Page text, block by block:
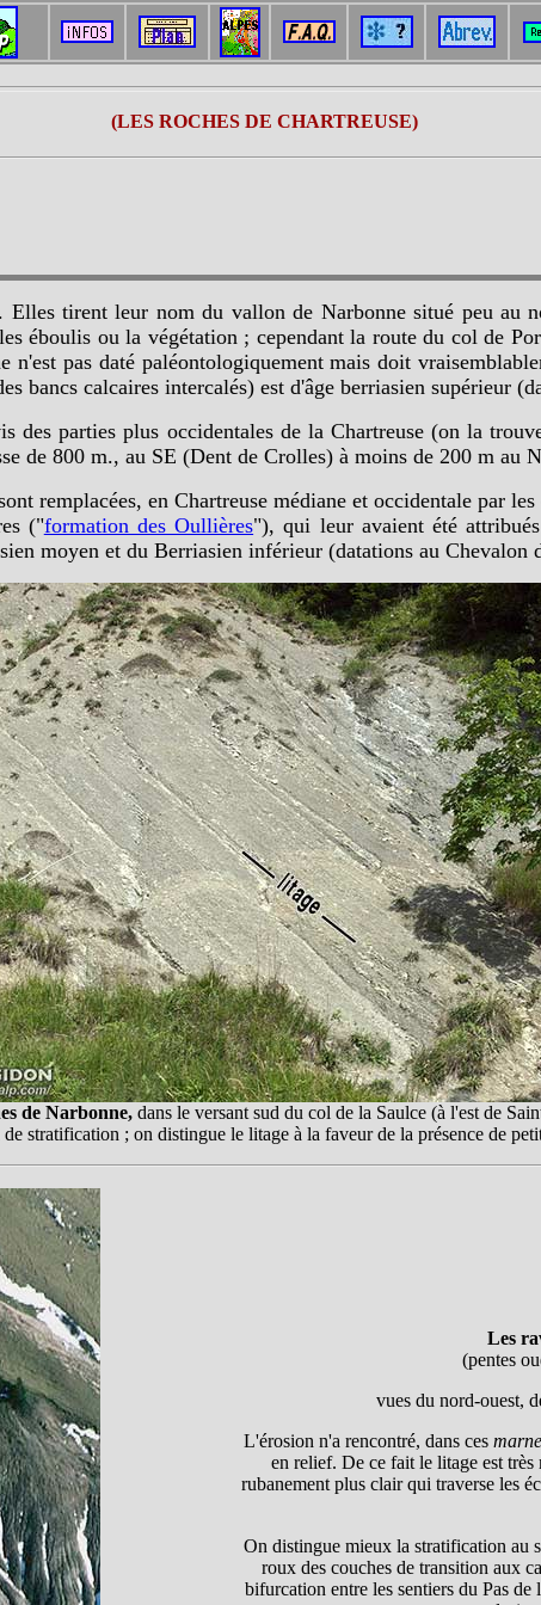
(LES ROCHES DE CHARTREUSE)
Elles tirent leur nom du vallon de Narbonne situé peu au
éboulis ou la végétation ; cependant la route du col de
n'est pas daté paléontologiquement mais doit
bancs calcaires intercalés) est d'âge berriasien supérieur
des parties plus occidentales de la Chartreuse (on la
de 800 m., au SE (Dent de Crolles) à moins de 200 m au
remplacées, en Chartreuse médiane et occidentale par
("formation des Oullières"), qui leur avaient été
moyen et du Berriasien inférieur (datations au Chevalon
de Narbonne,dans le versant sud du col de la Saulce (à l'est de
stratification ; on distingue le litage à la faveur de la présence de
Les
(pentes
vues du nord-ouest,
L'érosion n'a rencontré, dans ces
en relief. De ce fait le litage est
rubanement plus clair qui traverse les
On distingue mieux la stratification au
roux des couches de transition aux
bifurcation entre les sentiers du Pas